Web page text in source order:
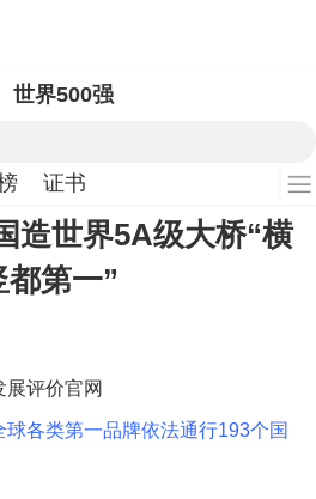
世界500强
证书
造世界5A级大桥“横
都第一”
评价官网
各类第一品牌依法通行193个国